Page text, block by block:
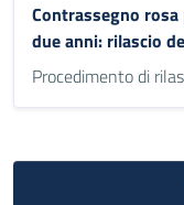
Contrassegno
due anni: rilascio
Procedimento di